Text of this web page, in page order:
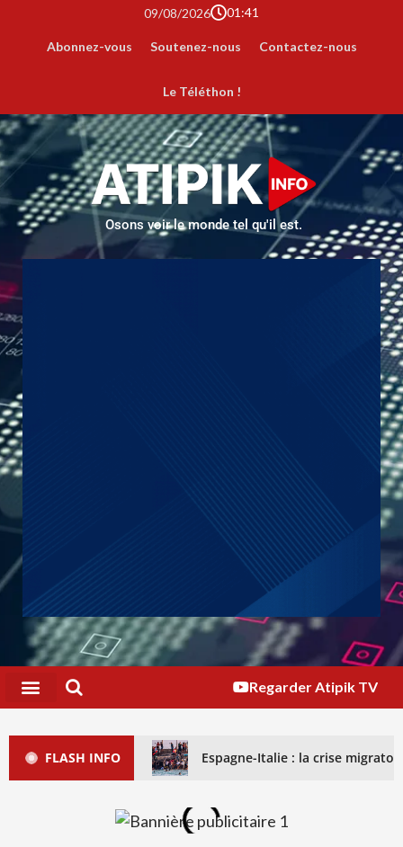
09/08/2026 01:41
Abonnez-vous Soutenez-nous Contactez-nous
Le Téléthon !
Osons voir le monde tel qu'il est.
Regarder Atipik TV
FLASH INFO Espagne-Italie : la crise